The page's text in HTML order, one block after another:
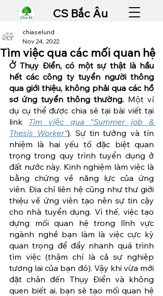
CS Bắc Âu
Tìm việc qua các mối quan hệ
chiaselund
Nov 24, 2022
Ở Thụy Điển, có một sự thật là hầu
hết các công ty tuyển người thông
qua giới thiệu, không phải qua các hồ
sơ ứng tuyển thông thường. Một ví
dụ cụ thể được chia sẽ tại bài viết tại
link
Tìm việc qua "Summer job &
Thesis Worker"). Sự tin tưởng và tín
nhiệm là hai yếu tố đặc biệt quan
trọng trong quy trình tuyển dụng ở
đất nước này. Kinh nghiệm làm việc là
bằng chứng về năng lực của ứng
viên. Địa chỉ liên hệ cũng như thư giới
thiệu về ứng viên tạo nên sự tin cậy
cho nhà tuyển dụng. Vì thế, việc tạo
dựng mối quan hệ trong lĩnh vực
ngành nghề bạn làm là việc cực kỳ
quan trọng để đẩy nhanh quá trình
tìm việc (thậm chí là cả sự nghiệp
tương lai của bạn đó). Vậy khi vừa mới
đặt chân đến Thụy Điển và không
quen biết ai, bạn sẽ tạo mối quan hệ